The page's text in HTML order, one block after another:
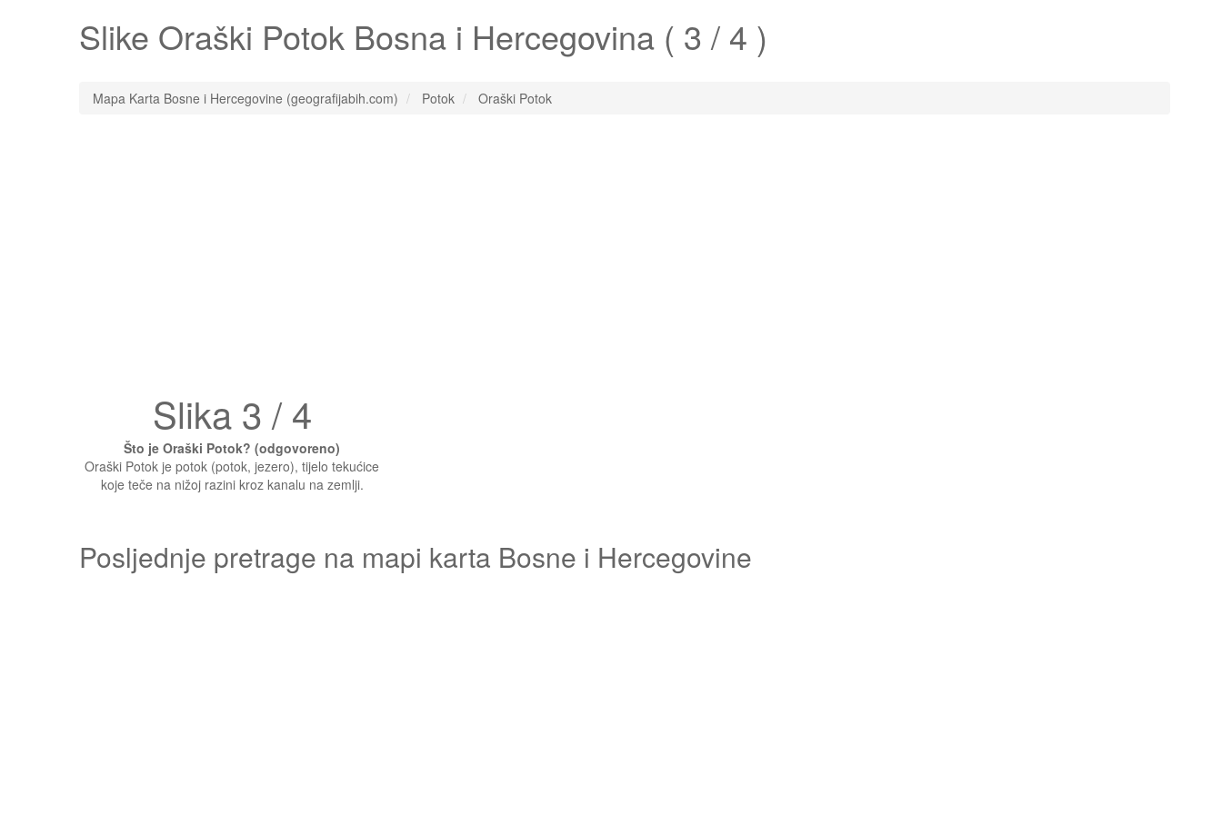
Slike Oraški Potok Bosna i Hercegovina ( 3 / 4 )
Mapa Karta Bosne i Hercegovine (geografijabih.com) Potok Oraški Potok
Slika 3 / 4
Što je Oraški Potok? (odgovoreno)
Oraški Potok je potok (potok, jezero), tijelo tekućice
koje teče na nižoj razini kroz kanalu na zemlji.
Posljednje pretrage na mapi karta Bosne i Hercegovine